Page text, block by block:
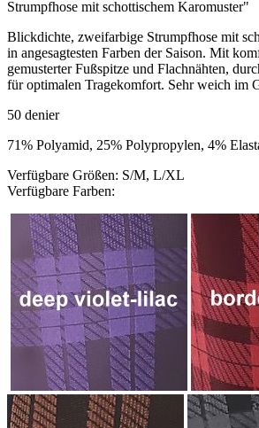
Strumpfhose mit schottischem Karomuster"
Blickdichte, zweifarbige Strumpfhose mit
in angesagtesten Farben der Saison. Mit
gemusterter Fußspitze und Flachnähten,
für optimalen Tragekomfort. Sehr weich im
50 denier
71% Polyamid, 25% Polypropylen, 4%
Verfügbare Größen: S/M, L/XL
Verfügbare Farben: